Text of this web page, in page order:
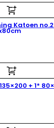
Katoen
+ 1*